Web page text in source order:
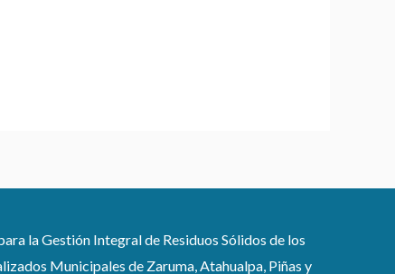
la Gestión Integral de Residuos Sólidos de los
Municipales de Zaruma, Atahualpa, Piñas y